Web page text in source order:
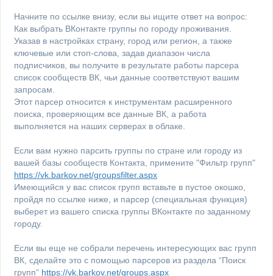
Начните по ссылке внизу, если вы ищите ответ на вопрос:
Как выбрать ВКонтакте группы по городу проживания.
Указав в настройках страну, город или регион, а также
ключевые или стоп-слова, задав диапазон числа
подписчиков, вы получите в результате работы парсера
список сообществ ВК, чьи данные соответствуют вашим
запросам.
Этот парсер относится к инструментам расширенного
поиска, проверяющим все данные ВК, а работа
выполняется на наших серверах в облаке.
Если вам нужно парсить группы по стране или городу из
вашей базы сообществ Контакта, примените "Фильтр групп"
https://vk.barkov.net/groupsfilter.aspx
Имеющийся у вас список групп вставьте в пустое окошко,
пройдя по ссылке ниже, и парсер (специальная функция)
выберет из вашего списка группы ВКонтакте по заданному
городу.
Если вы еще не собрали перечень интересующих вас групп
ВК, сделайте это с помощью парсеров из раздела “Поиск
групп” https://vk.barkov.net/groups.aspx